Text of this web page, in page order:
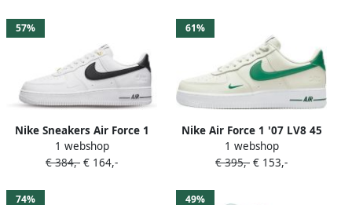
57%
Nike Sneakers Air Force 1
Limited Edition 40th
Anniversary Air Force 1
1 webshop
€ 384,- € 164,-
61%
Nike Air Force 1 '07 LV8 45
Sail Wit Metallic Gold
Malachite
1 webshop
€ 395,- € 153,-
74% 49%